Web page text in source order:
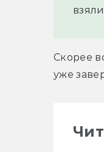
Скорее
уже